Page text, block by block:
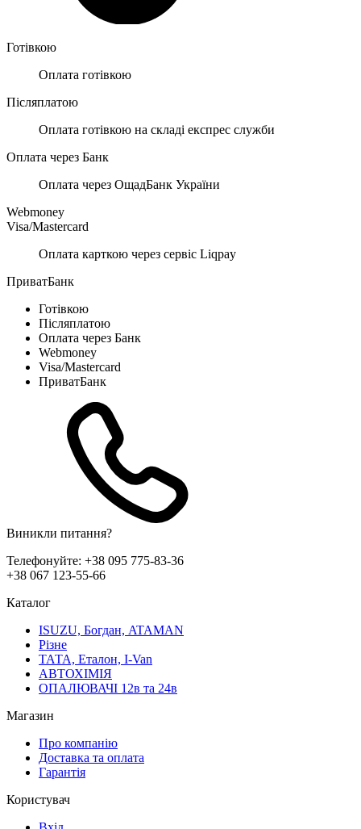
Готівкою
Оплата готівкою
Післяплатою
Оплата готівкою на складі експрес служби
Оплата через Банк
Оплата через ОщадБанк України
Webmoney
Visa/Mastercard
Оплата карткою через сервіс Liqpay
ПриватБанк
Готівкою
Післяплатою
Оплата через Банк
Webmoney
Visa/Mastercard
ПриватБанк
Виникли питання?
Телефонуйте: +38 095 775-83-36
+38 067 123-55-66
Каталог
ISUZU, Богдан, ATAMAN
Різне
ТАТА, Еталон, I-Van
АВТОХІМІЯ
ОПАЛЮВАЧІ 12в та 24в
Магазин
Про компанію
Доставка та оплата
Гарантія
Користувач